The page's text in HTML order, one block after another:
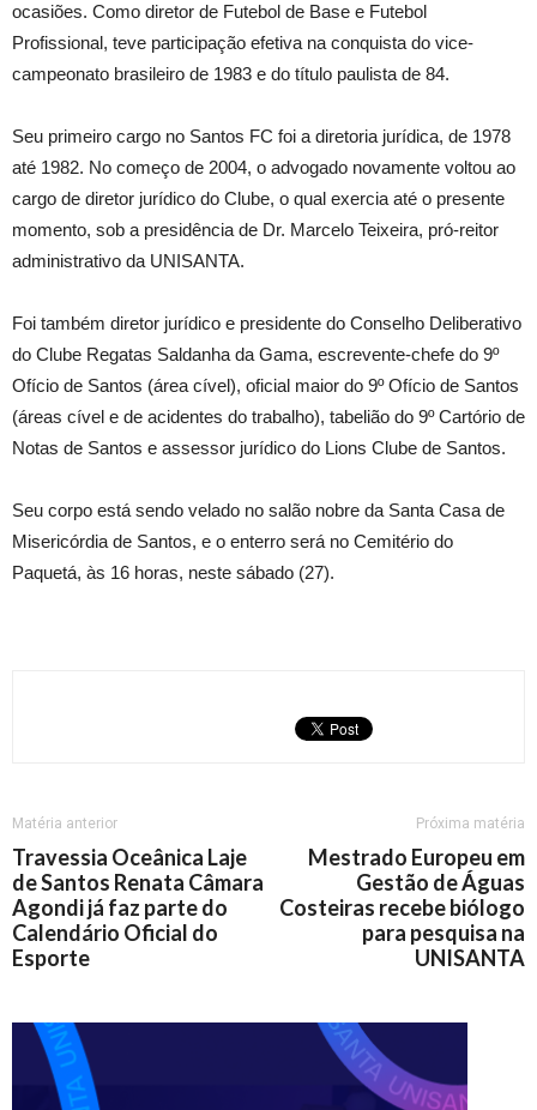
ocasiões. Como diretor de Futebol de Base e Futebol
Profissional, teve participação efetiva na conquista do vice-
campeonato brasileiro de 1983 e do título paulista de 84.
Seu primeiro cargo no Santos FC foi a diretoria jurídica, de 1978
até 1982. No começo de 2004, o advogado novamente voltou ao
cargo de diretor jurídico do Clube, o qual exercia até o presente
momento, sob a presidência de Dr. Marcelo Teixeira, pró-reitor
administrativo da UNISANTA.
Foi também diretor jurídico e presidente do Conselho Deliberativo
do Clube Regatas Saldanha da Gama, escrevente-chefe do 9º
Ofício de Santos (área cível), oficial maior do 9º Ofício de Santos
(áreas cível e de acidentes do trabalho), tabelião do 9º Cartório de
Notas de Santos e assessor jurídico do Lions Clube de Santos.
Seu corpo está sendo velado no salão nobre da Santa Casa de
Misericórdia de Santos, e o enterro será no Cemitério do
Paquetá, às 16 horas, neste sábado (27).
Matéria anterior
Travessia Oceânica Laje
de Santos Renata Câmara
Agondi já faz parte do
Calendário Oficial do
Esporte
Próxima matéria
Mestrado Europeu em
Gestão de Águas
Costeiras recebe biólogo
para pesquisa na
UNISANTA